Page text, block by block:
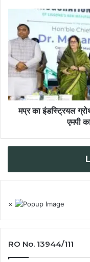
मप्र का इंडस्ट्रियल
एमपी
×
RO No. 13944/111